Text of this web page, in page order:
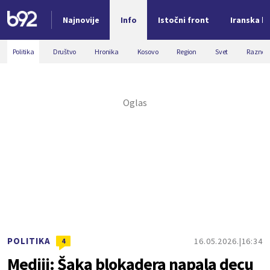
Najnovije Info Istočni front Iranska
Nova vest
Politika Društvo Hronika Kosovo Region Svet Razno
POLITIKA 4 16.05.2026. 16:34
Mediji: Šaka blokadera napala decu